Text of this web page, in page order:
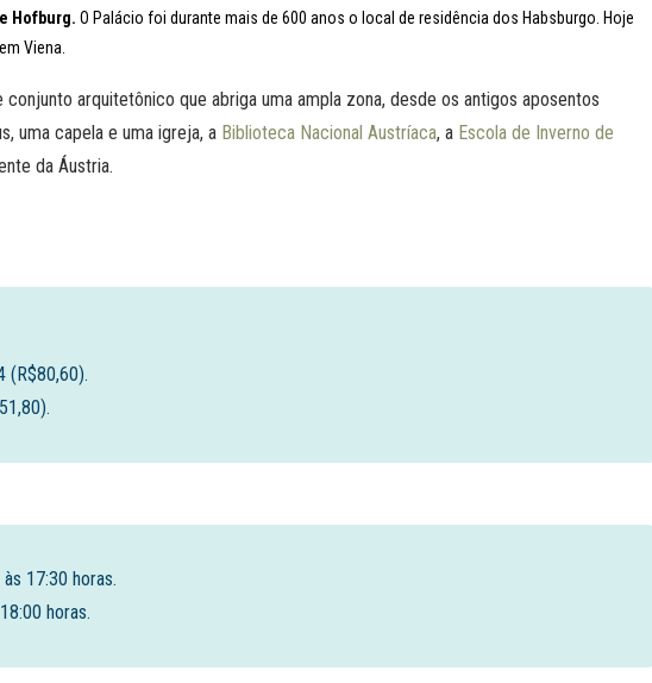
Hofburg. O Palácio foi durante mais de 600 anos o local de residência dos Habsburgo. Hoje
Viena.
arquitetônico que abriga uma ampla zona, desde os antigos aposentos
uma capela e uma igreja, a Biblioteca Nacional Austríaca, a Escola de Inverno de
da Áustria.
(R$80,60).
17:30 horas.
horas.